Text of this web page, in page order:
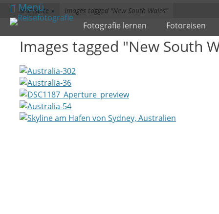
zum
Inhalt
überspringen
Menü
PrimärmenüFotografie lernen Fotoreisen
Startseite » Images tagged "New South Wales"
Images tagged "New South